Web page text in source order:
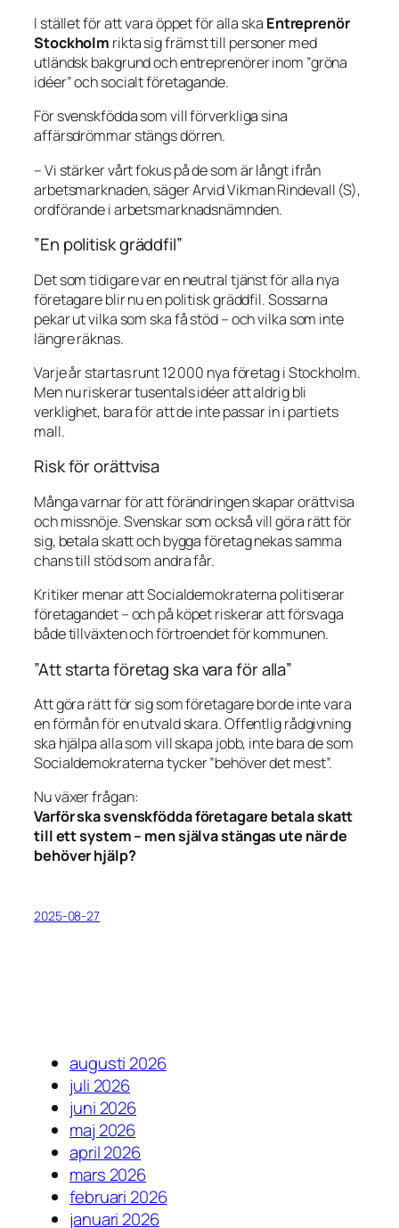
I stället för att vara öppet för alla ska Entreprenör
Stockholm rikta sig främst till personer med
utländsk bakgrund och entreprenörer inom ”gröna
idéer” och socialt företagande.
För svenskfödda som vill förverkliga sina
affärsdrömmar stängs dörren.
–Vi stärker vårt fokus på de som är långt ifrån
arbetsmarknaden, säger Arvid Vikman Rindevall (S),
ordförande i arbetsmarknadsnämnden.
”En politisk gräddfil”
Det som tidigare var en neutral tjänst för alla nya
företagare blir nu en politisk gräddfil. Sossarna
pekar ut vilka som ska få stöd – och vilka som inte
längre räknas.
Varje år startas runt 12 000 nya företag i Stockholm.
Men nu riskerar tusentals idéer att aldrig bli
verklighet, bara för att de inte passar in i partiets
mall.
Risk för orättvisa
Många varnar för att förändringen skapar orättvisa
och missnöje. Svenskar som också vill göra rätt för
sig, betala skatt och bygga företag nekas samma
chans till stöd som andra får.
Kritiker menar att Socialdemokraterna politiserar
företagandet – och på köpet riskerar att försvaga
både tillväxten och förtroendet för kommunen.
”Att starta företag ska vara för alla”
Att göra rätt för sig som företagare borde inte vara
en förmån för en utvald skara. Offentlig rådgivning
ska hjälpa alla som vill skapa jobb, inte bara de som
Socialdemokraterna tycker ”behöver det mest”.
Nu växer frågan:
Varför ska svenskfödda företagare betala skatt
till ett system – men själva stängas ute när de
behöver hjälp?
2025-08-27
augusti 2026
juli 2026
juni 2026
maj 2026
april 2026
mars 2026
februari 2026
januari 2026